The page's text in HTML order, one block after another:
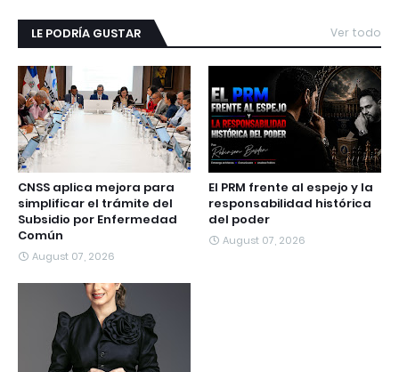
LE PODRÍA GUSTAR Ver todo
CNSS aplica mejora para
simplificar el trámite del
Subsidio por Enfermedad
Común
August 07, 2026
El PRM frente al espejo y la
responsabilidad histórica
del poder
August 07, 2026